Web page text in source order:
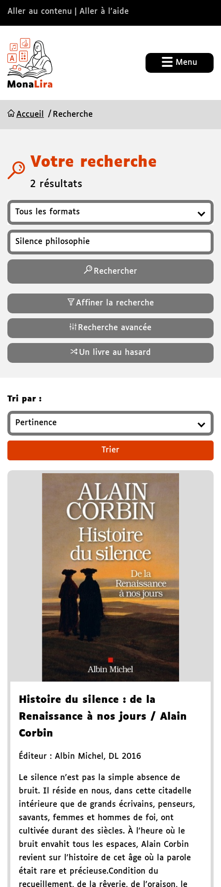
Aller au contenu Aller à l’aide
Menu
Accueil Recherche
Votre recherche
2 résultats
Format
Recherchez un titre, auteur, ISBN, genre…
Rechercher
Affiner la recherche
Recherche avancée
Un livre au hasard
Tri par :
Histoire du silence : de la
Renaissance à nos jours / Alain
Corbin
Éditeur : Albin Michel , DL 2016
Le silence n'est pas la simple absence de
bruit. Il réside en nous, dans cette citadelle
intérieure que de grands écrivains, penseurs,
savants, femmes et hommes de foi, ont
cultivée durant des siècles. À l'heure où le
bruit envahit tous les espaces, Alain Corbin
revient sur l'histoire de cet âge où la parole
était rare et précieuse.Condition du
recueillement, de la rêverie, de l'oraison, le